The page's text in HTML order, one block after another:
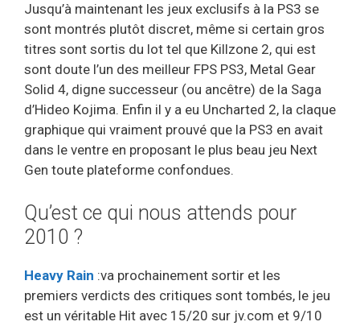
Jusqu’à maintenant les jeux exclusifs à la PS3 se
sont montrés plutôt discret, même si certain gros
titres sont sortis du lot tel que Killzone 2, qui est
sont doute l’un des meilleur FPS PS3, Metal Gear
Solid 4, digne successeur (ou ancêtre) de la Saga
d’Hideo Kojima. Enfin il y a eu Uncharted 2, la claque
graphique qui vraiment prouvé que la PS3 en avait
dans le ventre en proposant le plus beau jeu Next
Gen toute plateforme confondues.
Qu’est ce qui nous attends pour
2010 ?
Heavy Rain :va prochainement sortir et les
premiers verdicts des critiques sont tombés, le jeu
est un véritable Hit avec 15/20 sur jv.com et 9/10